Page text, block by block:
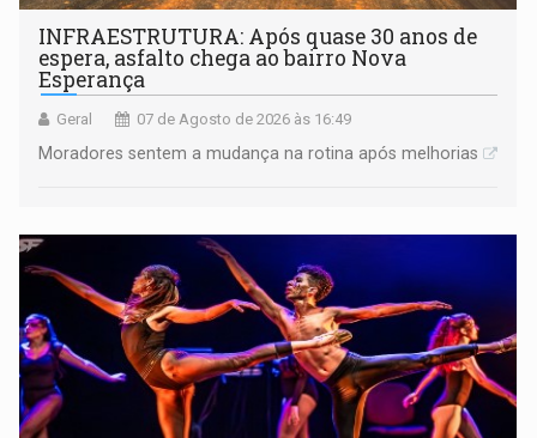
INFRAESTRUTURA: Após quase 30 anos de
espera, asfalto chega ao bairro Nova
Esperança
Geral 07 de Agosto de 2026 às 16:49
Moradores sentem a mudança na rotina após melhorias